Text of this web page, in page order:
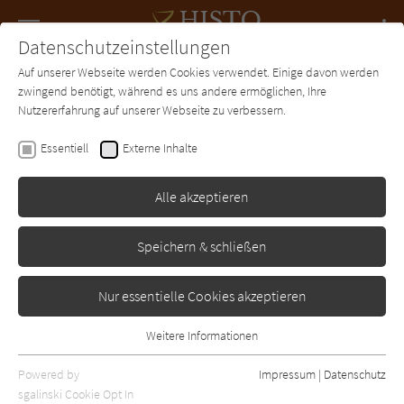
SUCHE Forum Charts Newsletter
Oliver Pötzsch
Die Henkerstochter und
der Fluch der Pest
Ullstein
Datenschutzeinstellungen
Auf unserer Webseite werden Cookies verwendet. Einige davon werden
zwingend benötigt, während es uns andere ermöglichen, Ihre
Nutzererfahrung auf unserer Webseite zu verbessern.
Essentiell Externe Inhalte
Alle akzeptieren
Speichern & schließen
Nur essentielle Cookies akzeptieren
Essentielle Cookies werden für grundlegende Funktionen der
Webseite benötigt. Dadurch ist gewährleistet, dass die Webseite
Weitere Informationen
Powered by
sgalinski Cookie Opt In
Impressum | Datenschutz